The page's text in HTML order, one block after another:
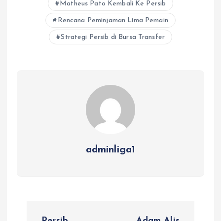
Matheus Pato Kembali Ke Persib
Rencana Peminjaman Lima Pemain
Strategi Persib di Bursa Transfer
adminliga1